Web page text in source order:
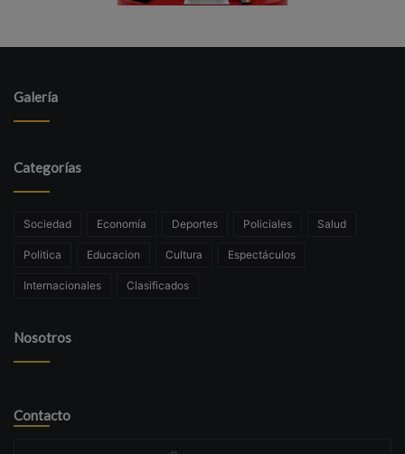
Galería
Categorías
Sociedad Economía Deportes Policiales Salud
Politica Educacion Cultura Espectáculos
Internacionales Clasificados
Nosotros
Contacto